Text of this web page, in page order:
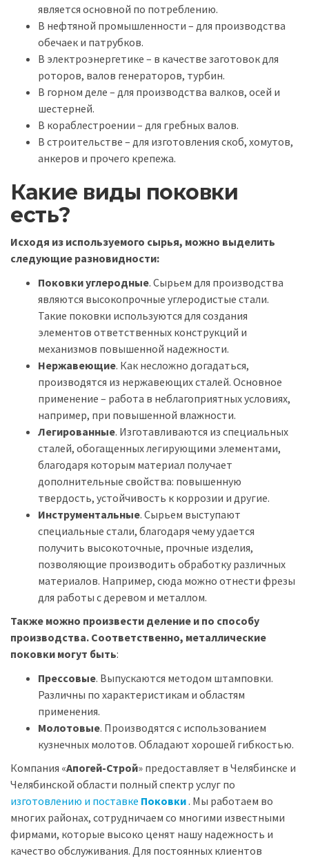
является основной по потреблению.
В нефтяной промышленности – для производства
обечаек и патрубков.
В электроэнергетике – в качестве заготовок для
роторов, валов генераторов, турбин.
В горном деле – для производства валков, осей и
шестерней.
В кораблестроении – для гребных валов.
В строительстве – для изготовления скоб, хомутов,
анкеров и прочего крепежа.
Какие виды поковки
есть?
Исходя из используемого сырья, можно выделить
следующие разновидности:
Поковки углеродные. Сырьем для производства
являются высокопрочные углеродистые стали.
Такие поковки используются для создания
элементов ответственных конструкций и
механизмов повышенной надежности.
Нержавеющие. Как несложно догадаться,
производятся из нержавеющих сталей. Основное
применение – работа в неблагоприятных условиях,
например, при повышенной влажности.
Легированные. Изготавливаются из специальных
сталей, обогащенных легирующими элементами,
благодаря которым материал получает
дополнительные свойства: повышенную
твердость, устойчивость к коррозии и другие.
Инструментальные. Сырьем выступают
специальные стали, благодаря чему удается
получить высокоточные, прочные изделия,
позволяющие производить обработку различных
материалов. Например, сюда можно отнести фрезы
для работы с деревом и металлом.
Также можно произвести деление и по способу
производства. Соответственно, металлические
поковки могут быть:
Прессовые. Выпускаются методом штамповки.
Различны по характеристикам и областям
применения.
Молотовые. Производятся с использованием
кузнечных молотов. Обладают хорошей гибкостью.
Компания «Апогей-Строй» предоставляет в Челябинске и
Челябинской области полный спектр услуг по
изготовлению и поставке Поковки. Мы работаем во
многих районах, сотрудничаем со многими известными
фирмами, которые высоко ценят нашу надежность и
качество обслуживания. Для постоянных клиентов